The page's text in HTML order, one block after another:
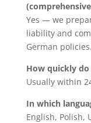
Yes — we
liability and
German policies.
How quickly
Usually within
In which
English, Polish,